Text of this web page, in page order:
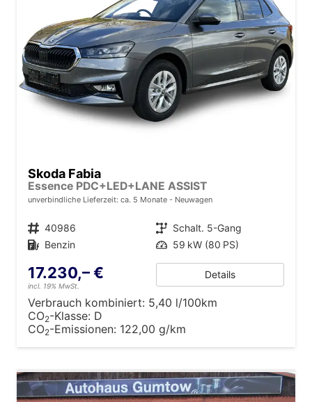
Skoda Fabia
Essence PDC+LED+LANE ASSIST
unverbindliche Lieferzeit: ca. 5 Monate Neuwagen
Fahrzeugnr. 40986 Getriebe Schalt. 5-Gang
Kraftstoff Benzin Leistung 59 kW (80 PS)
17.230,– €
incl. 19% MwSt.
Details
Verbrauch kombiniert: 5,40 l/100km
CO2-Klasse: D
CO2-Emissionen: 122,00 g/km